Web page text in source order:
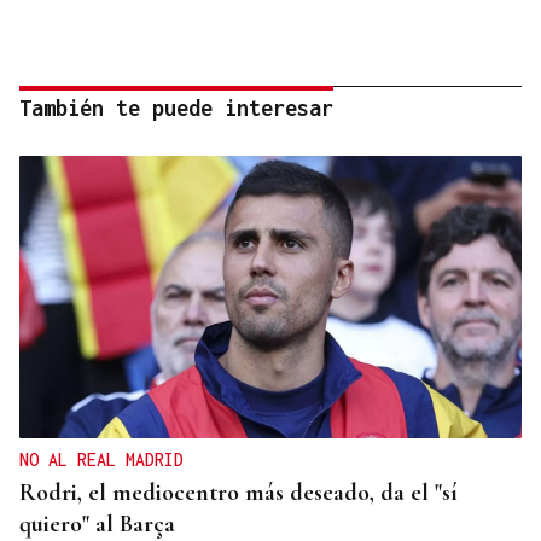
También te puede interesar
NO AL REAL MADRID
Rodri, el mediocentro más deseado, da el "sí
quiero" al Barça